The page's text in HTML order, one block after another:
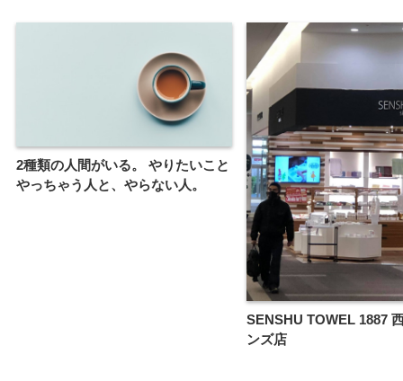
2種類の人間がいる。 やりたいこと
やっちゃう人と、やらない人。
SENSHU TOWEL 1887
ンズ店